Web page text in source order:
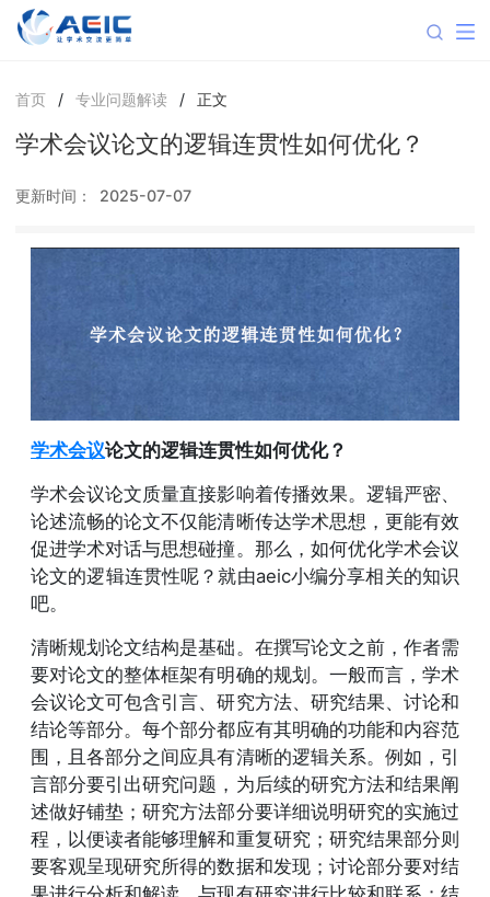
首页 / 专业问题解读 / 正文
学术会议论文的逻辑连贯性如何优化？
更新时间： 2025-07-07
学术会议论文的逻辑连贯性如何优化？
学术会议论文质量直接影响着传播效果。逻辑严密、
论述流畅的论文不仅能清晰传达学术思想，更能有效
促进学术对话与思想碰撞。那么，如何优化学术会议
论文的逻辑连贯性呢？就由aeic小编分享相关的知识
吧。
清晰规划论文结构是基础。在撰写论文之前，作者需
要对论文的整体框架有明确的规划。一般而言，学术
会议论文可包含引言、研究方法、研究结果、讨论和
结论等部分。每个部分都应有其明确的功能和内容范
围，且各部分之间应具有清晰的逻辑关系。例如，引
言部分要引出研究问题，为后续的研究方法和结果阐
述做好铺垫；研究方法部分要详细说明研究的实施过
程，以便读者能够理解和重复研究；研究结果部分则
要客观呈现研究所得的数据和发现；讨论部分要对结